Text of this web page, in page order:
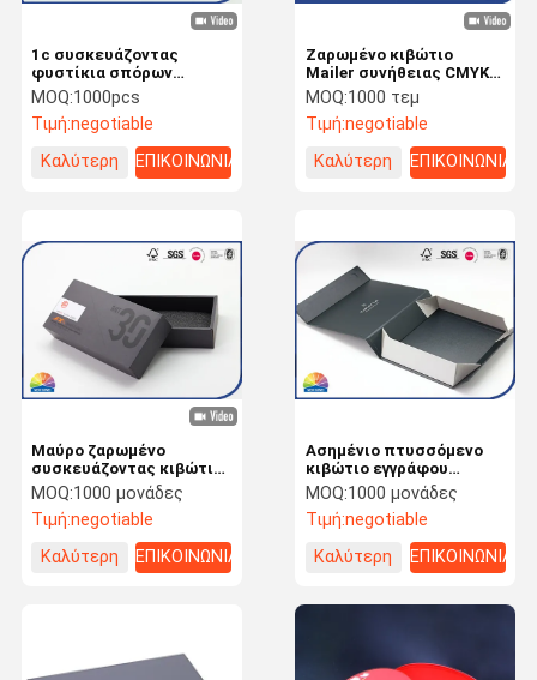
Ζαρωμένο κιβώτιο
Mailer συνήθειας CMYK
εκτύπωση,
συσκευάζοντας κιβώτιο
Mailer εγγράφου
MOQ:1000 τεμ
Τιμή:negotiable
Καλύτερη
ΕΠΙΚΟΙΝΩΝΙΑ
1c συσκευάζοντας
φυστίκια σπόρων
πεπονιών αποθήκευσης
σωλήνων εγγράφου
εκτύπωσης
MOQ:1000pcs
Τιμή:negotiable
Καλύτερη
ΕΠΙΚΟΙΝΩΝΙΑ
Ασημένιο πτυσσόμενο
κιβώτιο εγγράφου
σφράγισης φύλλων
αλουμινίου καυτό με τη
μαγνητική περάτωση
MOQ:1000 μονάδες
Τιμή:negotiable
Καλύτερη
ΕΠΙΚΟΙΝΩΝΙΑ
Μαύρο ζαρωμένο
συσκευάζοντας κιβώτιο
αφρού EPE για την
αποσυναρμολόγηση του
συνόλου εργαλείων
MOQ:1000 μονάδες
Τιμή:negotiable
Καλύτερη
ΕΠΙΚΟΙΝΩΝΙΑ